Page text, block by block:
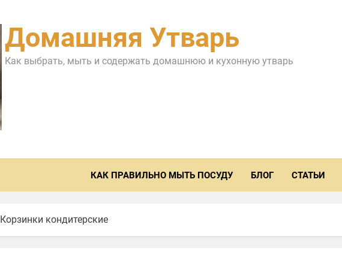
Домашняя Утварь
Как выбрать, мыть и содержать домашнюю и кухонную утварь
КАК ПРАВИЛЬНО МЫТЬ ПОСУДУ БЛОГ СТАТЬИ
Корзинки кондитерские